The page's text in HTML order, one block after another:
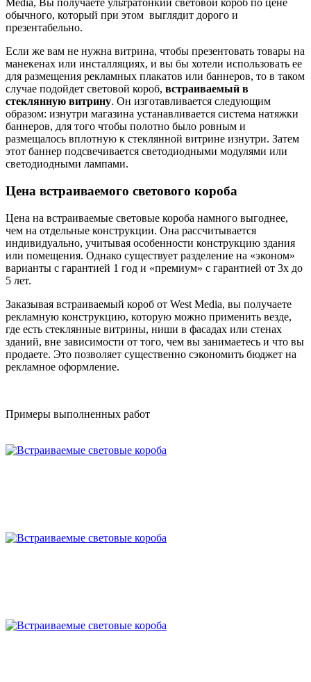
Media, Вы получаете ультратонкий световой короб по цене
обычного, который при этом выглядит дорого и
презентабельно.
Если же вам не нужна витрина, чтобы презентовать товары на
манекенах или инсталляциях, и вы бы хотели использовать ее
для размещения рекламных плакатов или баннеров, то в таком
случае подойдет световой короб, встраиваемый в
стеклянную витрину. Он изготавливается следующим
образом: изнутри магазина устанавливается система натяжки
баннеров, для того чтобы полотно было ровным и
размещалось вплотную к стеклянной витрине изнутри. Затем
этот баннер подсвечивается светодиодными модулями или
светодиодными лампами.
Цена встраиваемого светового короба
Цена на встраиваемые световые короба намного выгоднее,
чем на отдельные конструкции. Она рассчитывается
индивидуально, учитывая особенности конструкцию здания
или помещения. Однако существует разделение на «эконом»
варианты с гарантией 1 год и «премиум» с гарантией от 3х до
5 лет.
Заказывая встраиваемый короб от West Media, вы получаете
рекламную конструкцию, которую можно применить везде,
где есть стеклянные витрины, ниши в фасадах или стенах
зданий, вне зависимости от того, чем вы занимаетесь и что вы
продаете. Это позволяет существенно сэкономить бюджет на
рекламное оформление.
Примеры выполненных работ